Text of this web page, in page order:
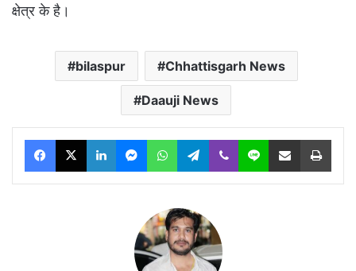
क्षेत्र के है।
bilaspur Chhattisgarh News
Daauji News
Facebook
X LinkedInMessengerWhatsAppTelegram
Viber Line Share via Email Print